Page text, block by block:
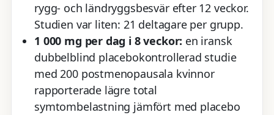
rygg- och ländryggsbesvär efter 12 veckor.
Studien var liten: 21 deltagare per grupp.
1 000 mg per dag i 8 veckor: en iransk
dubbelblind placebokontrollerad studie
med 200 postmenopausala kvinnor
rapporterade lägre total
symtombelastning jämfört med placebo